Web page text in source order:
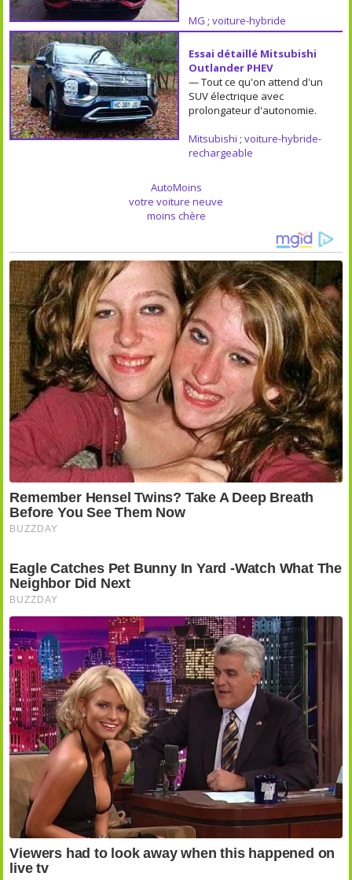
MG ; voiture-hybride
Essai détaillé Mitsubishi
Outlander PHEV
— Tout ce qu'on attend d'un
SUV électrique avec
prolongateur d'autonomie.
Mitsubishi ; voiture-hybride-
rechargeable
AutoMoins
votre voiture neuve
moins chère